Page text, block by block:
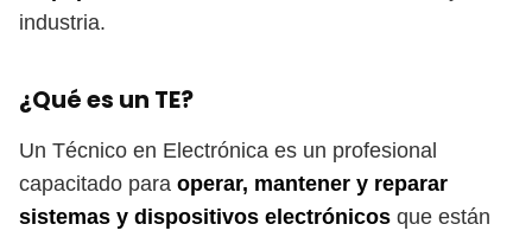
industria.
¿Qué es un TE?
Un Técnico en Electrónica es un profesional
capacitado para operar, mantener y reparar
sistemas y dispositivos electrónicos que están